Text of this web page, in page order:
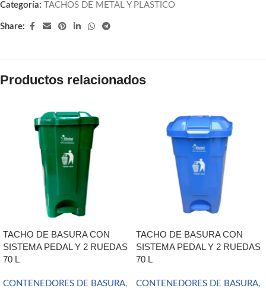
Categoría:
TACHOS DE METAL Y PLASTICO
Share:
Productos relacionados
TACHO DE BASURA CON
SISTEMA PEDAL Y 2 RUEDAS
70 L
CONTENEDORES DE BASURA,
TACHO DE BASURA CON
SISTEMA PEDAL Y 2 RUEDAS
70 L
CONTENEDORES DE BASURA,